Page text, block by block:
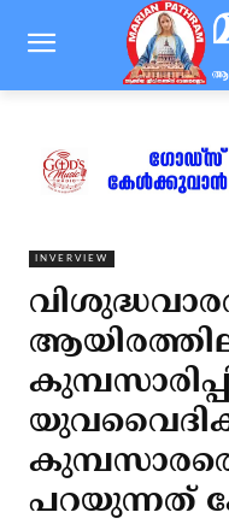
INVERVIEW
പറയുന്നത്